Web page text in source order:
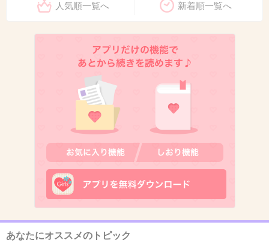
未だモテ意識とかしてる40代以降の時点で色々
と察するでしょ
+52
2026/07/08(水) 17:36:58
アラフォーだけど、モテるとかモテないとかの
次元で生活してないよね、とっくに
人気順一覧へ 新着順一覧へ
あなたにオススメのトピック